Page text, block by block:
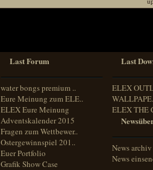
Last Forum
water bongs premium ..
Eure Meinung zum ELE..
ELEX Eure Meinung
Adventskalender 2015
Fragen zum Wettbewer..
Ostergewinnspiel 201..
Euer Portfolio
Grafik Show Case
Last
ELEX
ELEX THE
News archiv
News